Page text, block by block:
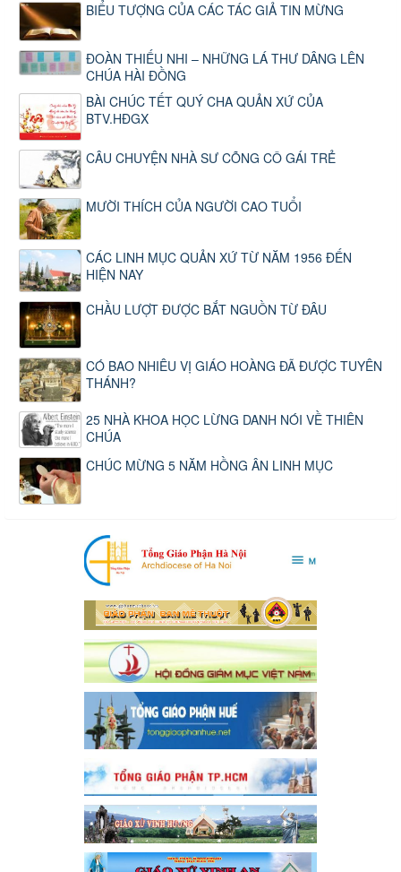
BIỂU TƯỢNG CỦA CÁC TÁC GIẢ TIN MỪNG
ĐOÀN THIẾU NHI – NHỮNG LÁ THƯ DÂNG LÊN
CHÚA HÀI ĐỒNG
BÀI CHÚC TẾT QUÝ CHA QUẢN XỨ CỦA
BTV.HĐGX
CÂU CHUYỆN NHÀ SƯ CÕNG CÔ GÁI TRẺ
MƯỜI THÍCH CỦA NGƯỜI CAO TUỔI
CÁC LINH MỤC QUẢN XỨ TỪ NĂM 1956 ĐẾN
HIỆN NAY
CHẦU LƯỢT ĐƯỢC BẮT NGUỒN TỪ ĐÂU
CÓ BAO NHIÊU VỊ GIÁO HOÀNG ĐÃ ĐƯỢC TUYÊN
THÁNH?
25 NHÀ KHOA HỌC LỪNG DANH NÓI VỀ THIÊN
CHÚA
CHÚC MỪNG 5 NĂM HỒNG ÂN LINH MỤC